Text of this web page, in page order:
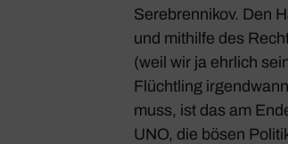
Serebren­nikov. Den
und mithilfe des
(weil wir ja ehrlich
Flücht­ling
muss, ist das am
UNO, die bösen